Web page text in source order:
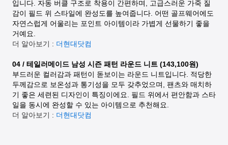
입니다. 자동 버클 구조로 착용이 간편하며, 고급스러운 가죽 질
감이 필드 위 스타일에 완성도를 높여줍니다. 어떤 골프웨어에도
자연스럽게 어울리는 포인트 아이템이라 가볍게 선물하기 좋을
거예요.
더 알아보기 : 더현대닷컴
04 / 테일러메이드 남성 시즌 패턴 라운드 니트 (143,100원)
부드러운 컬러감과 패턴이 돋보이는 라운드 니트입니다. 적당한
두께감으로 보온성과 통기성을 모두 갖추었으며, 팬츠와 매치하
기 좋은 세련된 디자인이 특징이에요. 필드 위에서 편안함과 스타
일을 동시에 완성할 수 있는 아이템으로 추천해요.
더 알아보기 : 더현대닷컴